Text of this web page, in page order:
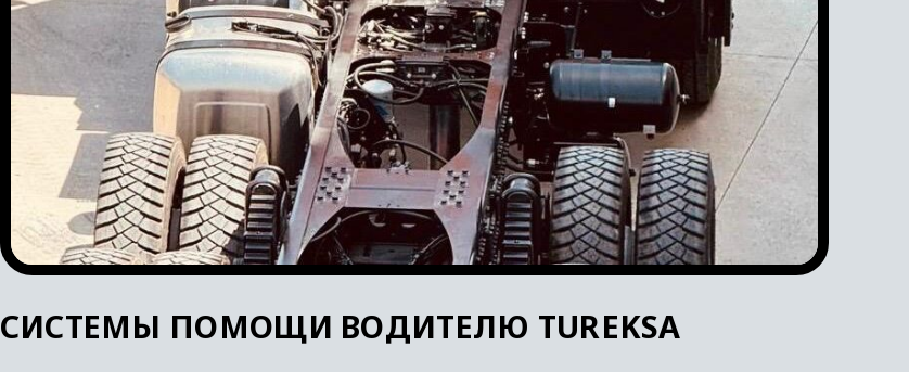
СИСТЕМЫ ПОМОЩИ ВОДИТЕЛЮ TUREKSA